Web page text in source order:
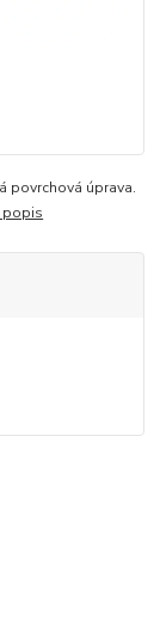
povrchová úprava.
popis